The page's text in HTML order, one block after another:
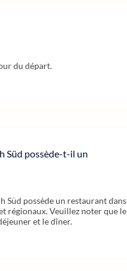
du départ.
Süd possède-t-il un
possède un restaurant dans
régionaux. Veuillez noter que le
et le dîner.